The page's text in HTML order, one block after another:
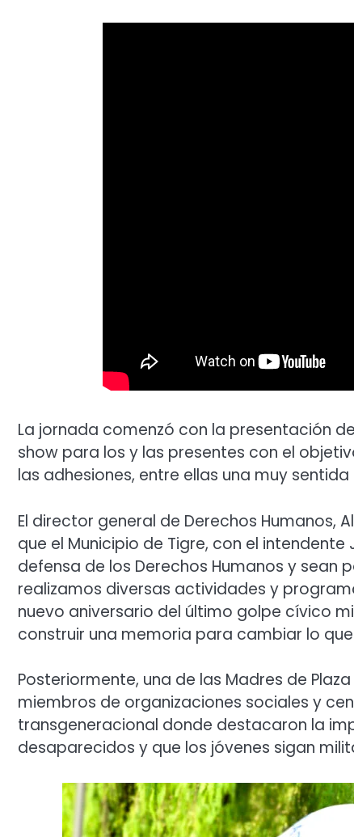
La jornada comenzó con la presentación
show para los y las presentes con el
las adhesiones, entre ellas una muy
El director general de Derechos Humanos,
que el Municipio de Tigre, con el
defensa de los Derechos Humanos y sean
realizamos diversas actividades y
nuevo aniversario del último golpe cívico
construir una memoria para cambiar lo
Posteriormente, una de las Madres de
miembros de organizaciones sociales y
transgeneracional donde destacaron la
desaparecidos y que los jóvenes sigan